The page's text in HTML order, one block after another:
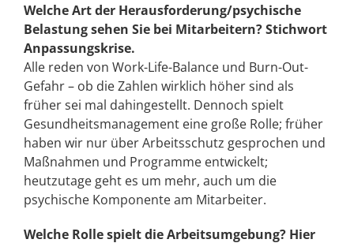
Welche Art der Herausforderung/psychische
Belastung sehen Sie bei Mitarbeitern? Stichwort
Anpassungskrise.
Alle reden von Work-Life-Balance und Burn-Out-
Gefahr – ob die Zahlen wirklich höher sind als
früher sei mal dahingestellt. Dennoch spielt
Gesundheitsmanagement eine große Rolle; früher
haben wir nur über Arbeitsschutz gesprochen und
Maßnahmen und Programme entwickelt;
heutzutage geht es um mehr, auch um die
psychische Komponente am Mitarbeiter.
Welche Rolle spielt die Arbeitsumgebung? Hier